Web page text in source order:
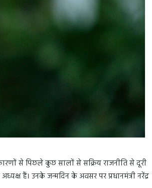
से पिछले कुछ सालों से सक्रिय राजनीति से दूरी
हैं। उनके जन्मदिन के अवसर पर प्रधानमंत्री नरेंद्र